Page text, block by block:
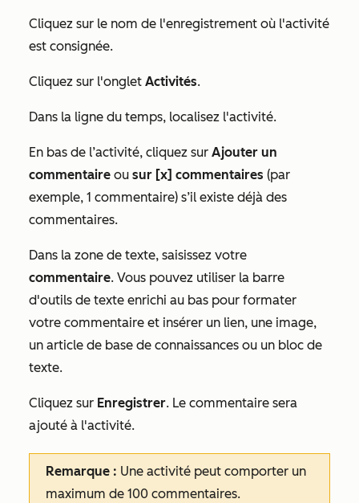
Cliquez sur le nom de l'enregistrement où l'activité
est consignée.
Cliquez sur l'onglet Activités.
Dans la ligne du temps, localisez l'activité.
En bas de l’activité, cliquez sur Ajouter un
commentaire ou sur [x] commentaires (par
exemple, 1 commentaire) s’il existe déjà des
commentaires.
Dans la zone de texte, saisissez votre
commentaire. Vous pouvez utiliser la barre
d'outils de texte enrichi au bas pour formater
votre commentaire et insérer un lien, une image,
un article de base de connaissances ou un bloc de
texte.
Cliquez sur Enregistrer. Le commentaire sera
ajouté à l'activité.
Remarque : Une activité peut comporter un
maximum de 100 commentaires.